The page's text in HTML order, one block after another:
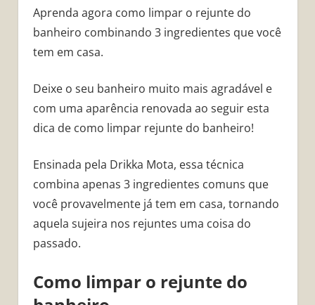
Aprenda agora como limpar o rejunte do
banheiro combinando 3 ingredientes que você
tem em casa.
Deixe o seu banheiro muito mais agradável e
com uma aparência renovada ao seguir esta
dica de como limpar rejunte do banheiro!
Ensinada pela Drikka Mota, essa técnica
combina apenas 3 ingredientes comuns que
você provavelmente já tem em casa, tornando
aquela sujeira nos rejuntes uma coisa do
passado.
Como limpar o rejunte do